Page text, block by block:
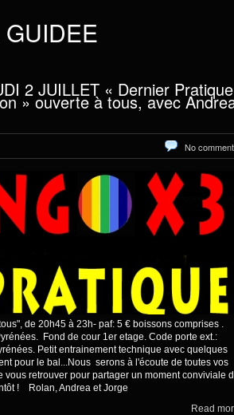
2 JUILLET « Dernier Pratique
» ouverte à tous, avec
No
de 20h45 à 23h- paf: 5 € boissons comprises .
Fond de cour 1er etage. Code porte ext.:
Petit entrainement technique avec quelques
pour le bal...Nous serons à l'écoute de toutes vos
vous retrouver pour partager un moment conviviale
! Rolan, Andrea et Jorge
Read